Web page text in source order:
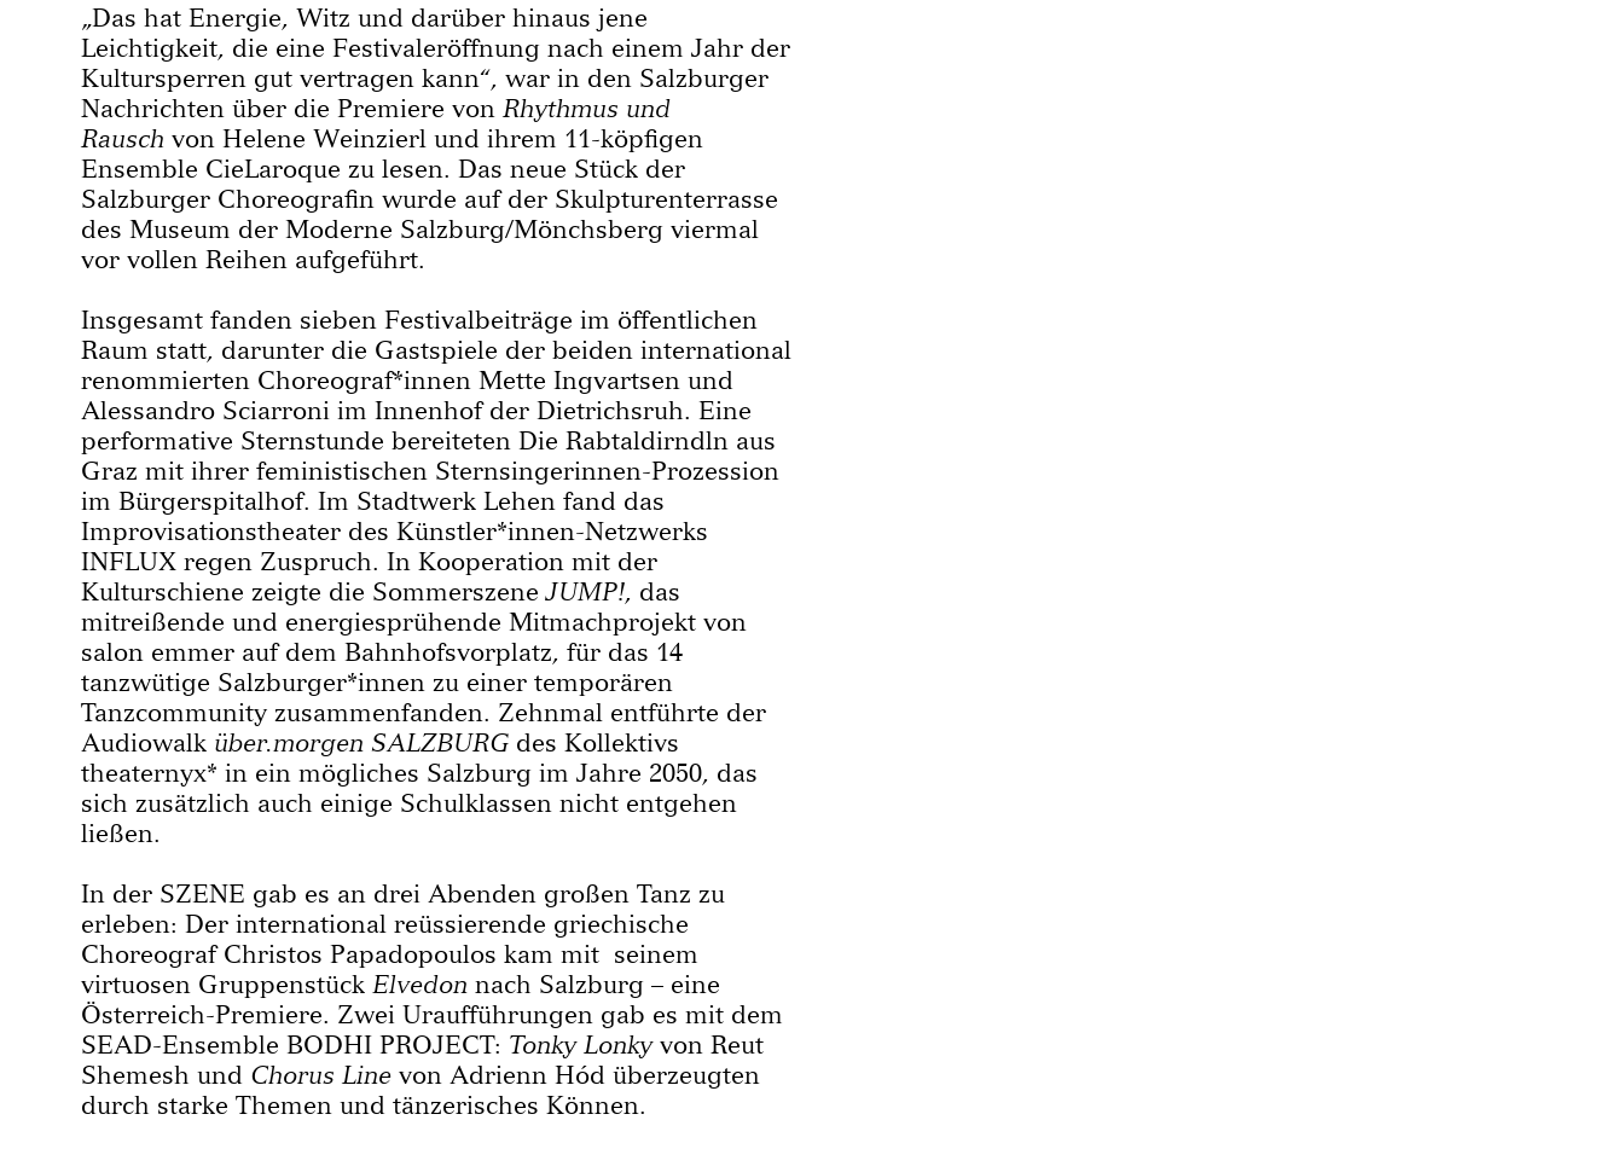
„Das hat Energie, Witz und darüber hinaus jene
Leichtigkeit, die eine Festivaleröffnung nach einem Jahr der
Kultursperren gut vertragen kann“, war in den Salzburger
Nachrichten über die Premiere von Rhythmus und
Rauschvon Helene Weinzierl und ihrem 11-köpfigen
Ensemble CieLaroque zu lesen. Das neue Stück der
Salzburger Choreografin wurde auf der Skulpturenterrasse
des Museum der Moderne Salzburg/Mönchsberg viermal
vor vollen Reihen aufgeführt.
Insgesamt fanden sieben Festivalbeiträge im öffentlichen
Raum statt, darunter die Gastspiele der beiden international
renommierten Choreograf*innen Mette Ingvartsen und
Alessandro Sciarroni im Innenhof der Dietrichsruh. Eine
performative Sternstunde bereiteten Die Rabtaldirndln aus
Graz mit ihrer feministischen Sternsingerinnen-Prozession
im Bürgerspitalhof. Im Stadtwerk Lehen fand das
Improvisationstheater des Künstler*innen-Netzwerks
INFLUX regen Zuspruch. In Kooperation mit der
Kulturschiene zeigte die SommerszeneJUMP!, das
mitreißende und energiesprühende Mitmachprojekt von
salon emmer auf dem Bahnhofsvorplatz, für das 14
tanzwütige Salzburger*innen zu einer temporären
Tanzcommunity zusammenfanden. Zehnmal entführte der
Audiowalk über.morgen SALZBURG des Kollektivs
theaternyx* in ein mögliches Salzburg im Jahre 2050, das
sich zusätzlich auch einige Schulklassen nicht entgehen
ließen.
In der SZENE gab es an drei Abenden großen Tanz zu
erleben: Der international reüssierende griechische
Choreograf Christos Papadopoulos kam mit seinem
virtuosen GruppenstückElvedon nach Salzburg – eine
Österreich-Premiere. Zwei Uraufführungen gab es mit dem
SEAD-Ensemble BODHI PROJECT: Tonky Lonkyvon Reut
Shemesh und Chorus Line von Adrienn Hód überzeugten
durch starke Themen und tänzerisches Können.